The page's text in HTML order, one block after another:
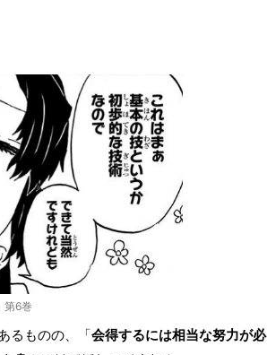
第6巻
るものの、「会得するには相当な努力が必